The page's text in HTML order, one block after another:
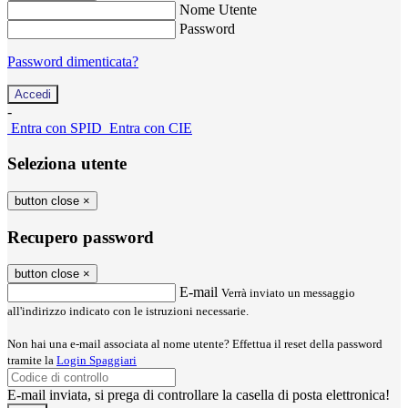
Nome Utente
Password
Password dimenticata?
-
Entra con SPID Entra con CIE
Seleziona utente
button close ×
Recupero password
button close ×
E-mail Verrà inviato un messaggio
all'indirizzo indicato con le istruzioni necessarie.
Non hai una e-mail associata al nome utente? Effettua il reset della password
tramite la Login Spaggiari
E-mail inviata, si prega di controllare la casella di posta elettronica!